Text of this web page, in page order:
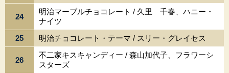
24
明治マーブルチョコレート / 久里 千春、ハニー・
ナイツ
25
明治チョコレート・テーマ / スリー・グレイセス
26
不二家キスキャンディー / 森山加代子、フラワーシ
スターズ